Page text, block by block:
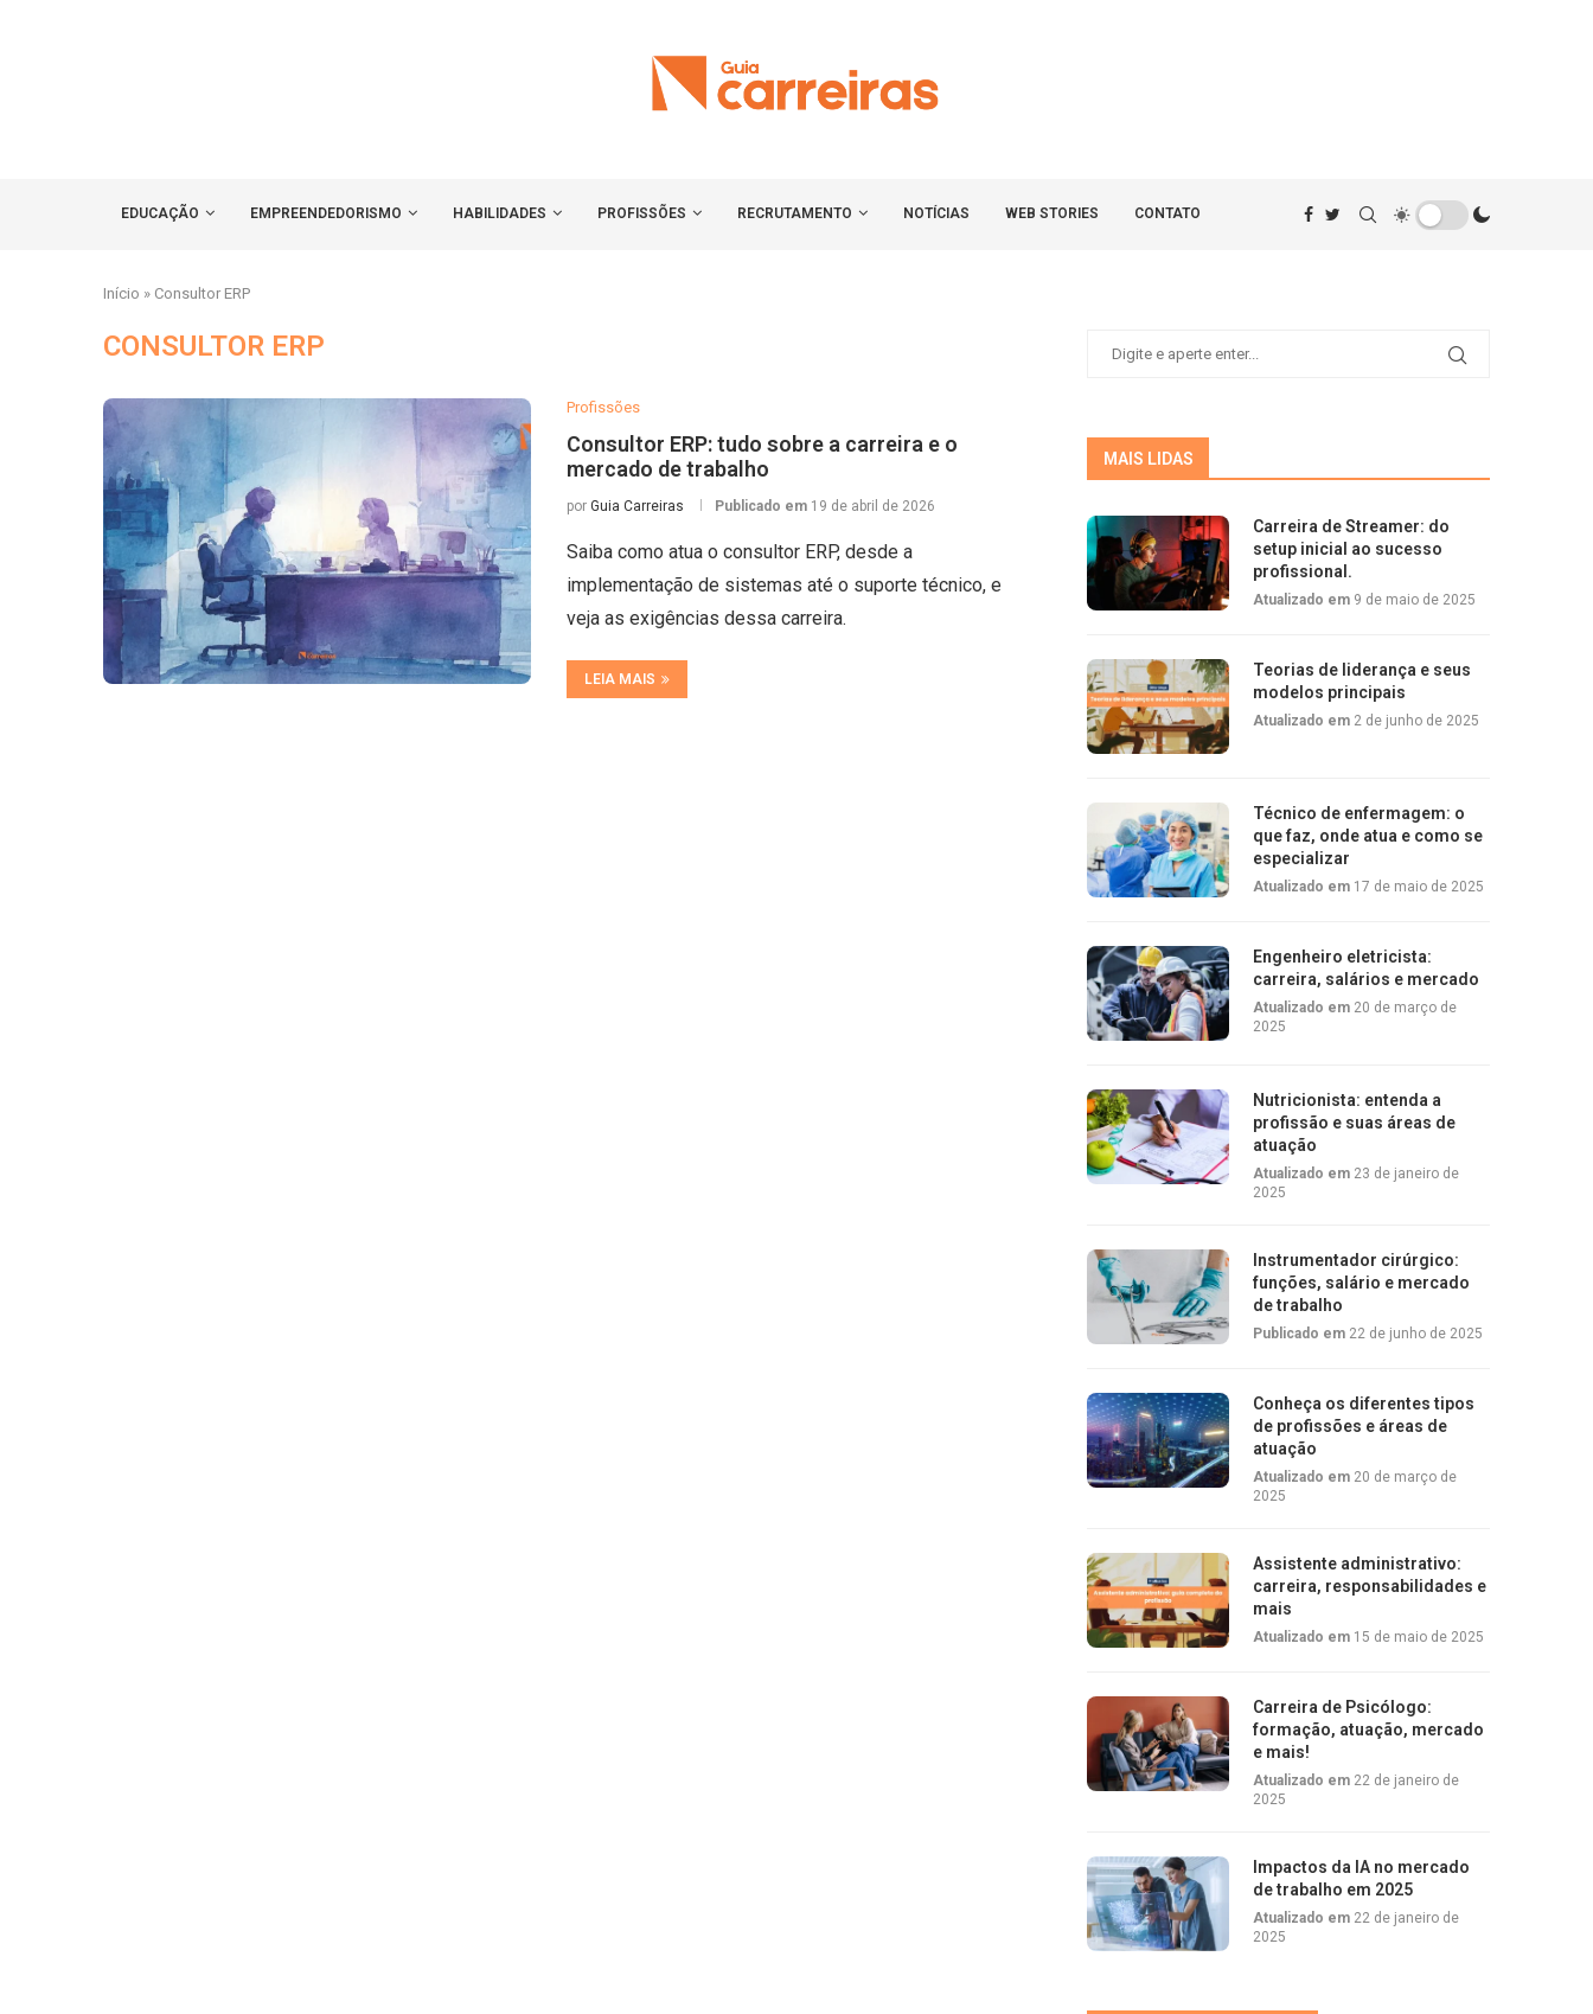
EDUCAÇÃO EMPREENDEDORISMO HABILIDADES PROFISSÕES RECRUTAMENTO NOTÍCIAS WEB STORIES CONTATO
Início » Consultor ERP
CONSULTOR ERP
Profissões
Consultor ERP: tudo sobre a carreira e o
mercado de trabalho
por Guia Carreiras Publicado em 19 de abril de 2026
Saiba como atua o consultor ERP, desde a
implementação de sistemas até o suporte técnico, e
veja as exigências dessa carreira.
LEIA MAIS
MAIS LIDAS
Carreira de Streamer: do
setup inicial ao sucesso
profissional.
Atualizado em 9 de maio de 2025
Teorias de liderança e seus
modelos principais
Atualizado em 2 de junho de 2025
Técnico de enfermagem: o
que faz, onde atua e como se
especializar
Atualizado em 17 de maio de 2025
Engenheiro eletricista:
carreira, salários e mercado
Atualizado em 20 de março de
2025
Nutricionista: entenda a
profissão e suas áreas de
atuação
Atualizado em 23 de janeiro de
2025
Instrumentador cirúrgico:
funções, salário e mercado
de trabalho
Publicado em 22 de junho de 2025
Conheça os diferentes tipos
de profissões e áreas de
atuação
Atualizado em 20 de março de
2025
Assistente administrativo:
carreira, responsabilidades e
mais
Atualizado em 15 de maio de 2025
Carreira de Psicólogo:
formação, atuação, mercado
e mais!
Atualizado em 22 de janeiro de
2025
Impactos da IA no mercado
de trabalho em 2025
Atualizado em 22 de janeiro de
2025